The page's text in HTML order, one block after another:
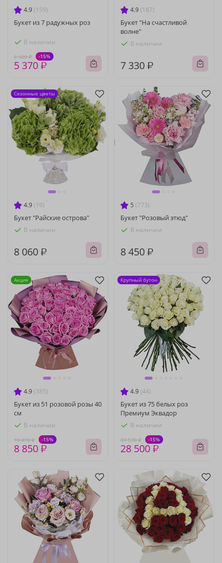
4.9 (159)
Букет из 7 радужных роз
В наличии
6 320 ₽ -15%
5 370 ₽
4.9 (187)
Букет "На счастливой
волне"
В наличии
7 330 ₽
4.9 (19)
Букет "Райские острова"
В наличии
8 060 ₽
Сезонные цветы
5 (773)
Букет "Розовый этюд"
В наличии
8 450 ₽
4.9 (385)
Букет из 51 розовой розы 40
см
В наличии
10 410 ₽ -15%
8 850 ₽
Акция
4.9 (44)
Букет из 75 белых роз
Премиум Эквадор
В наличии
33 530 ₽ -15%
28 500 ₽
Крупный бутон